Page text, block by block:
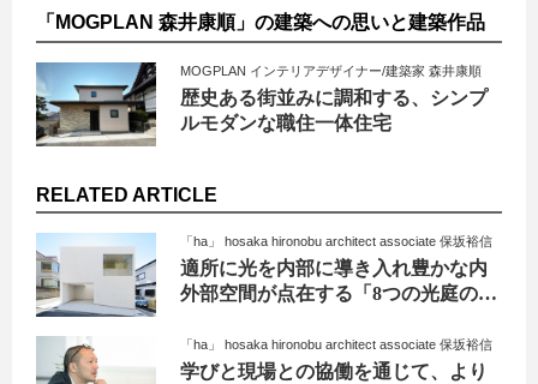
「MOGPLAN 森井康順」の建築への思いと建築作品
MOGPLAN インテリアデザイナー/建築家 森井康順
歴史ある街並みに調和する、シンプ
ルモダンな職住一体住宅
RELATED ARTICLE
「ha」 hosaka hironobu architect associate 保坂裕信
適所に光を内部に導き入れ豊かな内
外部空間が点在する「8つの光庭のあ
「ha」 hosaka hironobu architect associate 保坂裕信
学びと現場との協働を通じて、より